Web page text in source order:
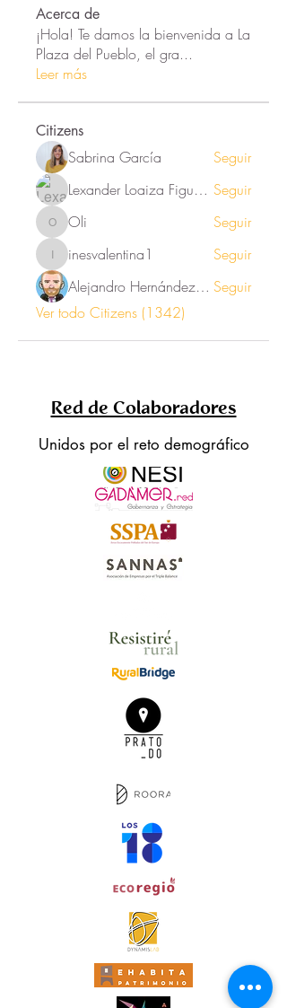
Acerca de
¡Hola! Te damos la bienvenida a La
Plaza del Pueblo, el gra...
Leer más
Citizens
Sabrina García
Seguir
Lexander Loaiza Figueroa Seguir
Oli Oli Seguir
inesvalentina1
inesvalentina1
Seguir
Alejandro Hernández Renner Seguir
Ver todo Citizens (1342)
Red de Colaboradores
Unidos por el reto demográfico